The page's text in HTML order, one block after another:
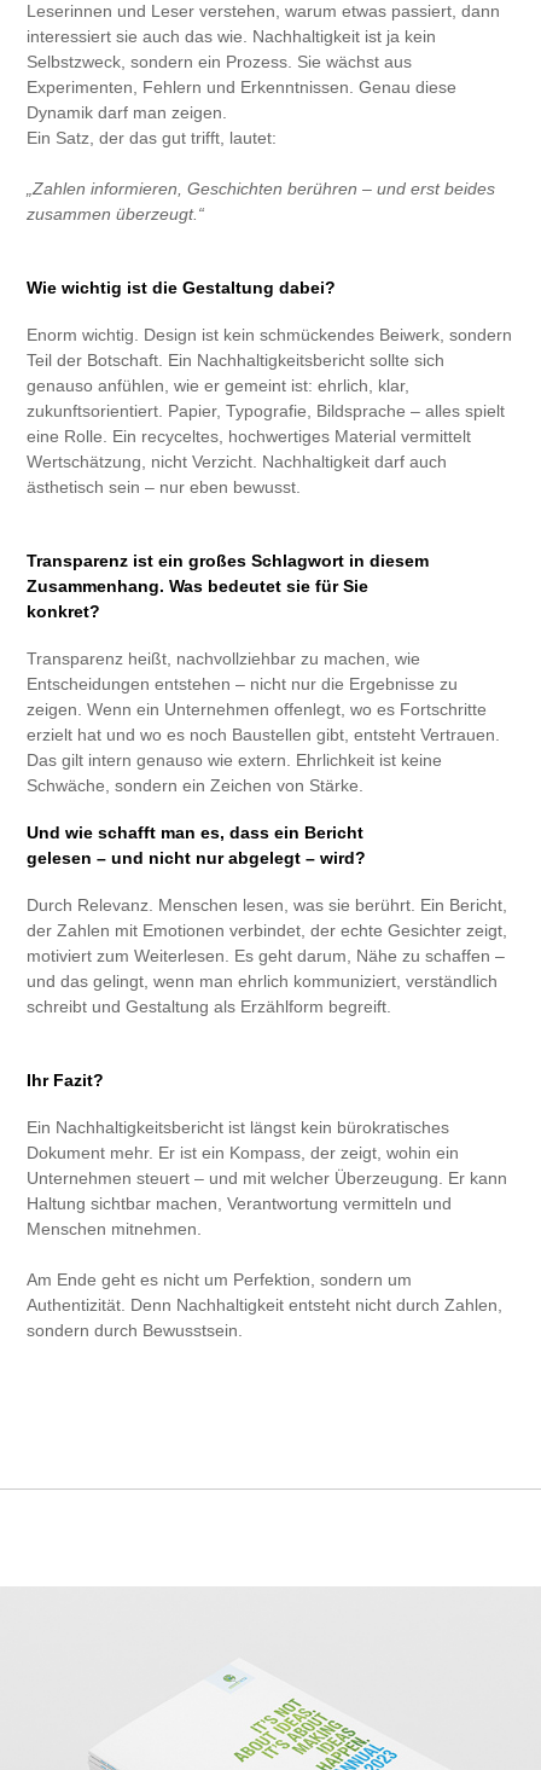
Leserinnen und Leser verstehen, warum etwas passiert, dann
interessiert sie auch das wie. Nachhaltigkeit ist ja kein
Selbstzweck, sondern ein Prozess. Sie wächst aus
Experimenten, Fehlern und Erkenntnissen. Genau diese
Dynamik darf man zeigen.
Ein Satz, der das gut trifft, lautet:
„Zahlen informieren, Geschichten berühren – und erst beides
zusammen überzeugt.“
Wie wichtig ist die Gestaltung dabei?​​​​​​​
Enorm wichtig. Design ist kein schmückendes Beiwerk, sondern
Teil der Botschaft. Ein Nachhaltigkeitsbericht sollte sich
genauso anfühlen, wie er gemeint ist: ehrlich, klar,
zukunftsorientiert. Papier, Typografie, Bildsprache – alles spielt
eine Rolle. Ein recyceltes, hochwertiges Material vermittelt
Wertschätzung, nicht Verzicht. Nachhaltigkeit darf auch
ästhetisch sein – nur eben bewusst.​​​​​​​
Transparenz ist ein großes Schlagwort in diesem
Zusammenhang. Was bedeutet sie für Sie
konkret?
Transparenz heißt, nachvollziehbar zu machen, wie
Entscheidungen entstehen – nicht nur die Ergebnisse zu
zeigen. Wenn ein Unternehmen offenlegt, wo es Fortschritte
erzielt hat und wo es noch Baustellen gibt, entsteht Vertrauen.
Das gilt intern genauso wie extern. Ehrlichkeit ist keine
Schwäche, sondern ein Zeichen von Stärke.
Und wie schafft man es, dass ein Bericht
gelesen – und nicht nur abgelegt – wird?
Durch Relevanz. Menschen lesen, was sie berührt. Ein Bericht,
der Zahlen mit Emotionen verbindet, der echte Gesichter zeigt,
motiviert zum Weiterlesen. Es geht darum, Nähe zu schaffen –
und das gelingt, wenn man ehrlich kommuniziert, verständlich
schreibt und Gestaltung als Erzählform begreift.
Ihr Fazit?
Ein Nachhaltigkeitsbericht ist längst kein bürokratisches
Dokument mehr. Er ist ein Kompass, der zeigt, wohin ein
Unternehmen steuert – und mit welcher Überzeugung. Er kann
Haltung sichtbar machen, Verantwortung vermitteln und
Menschen mitnehmen.
Am Ende geht es nicht um Perfektion, sondern um
Authentizität. Denn Nachhaltigkeit entsteht nicht durch Zahlen,
sondern durch Bewusstsein.